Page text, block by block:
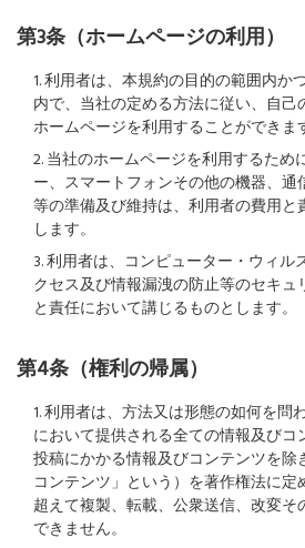
第3条（ホームページの利用）
1. 利用者は、本規約の目的の範囲内か
内で、当社の定める方法に従い、自
ホームページを利用することができま
2. 当社のホームページを利用するため
ー、スマートフォンその他の機器、
等の準備及び維持は、利用者の費用と
します。
3. 利用者は、コンピューター・ウィル
クセス及び情報漏洩の防止等のセキ
と責任において講じるものとします。
第4条（権利の帰属）
1. 利用者は、方法又は形態の如何を問
において提供される全ての情報及び
投稿にかかる情報及びコンテンツを
コンテンツ」という）を著作権法に
超えて複製、転載、公衆送信、改変そ
できません。